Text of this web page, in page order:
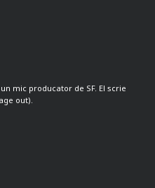
mic producator de SF. El scrie
out).